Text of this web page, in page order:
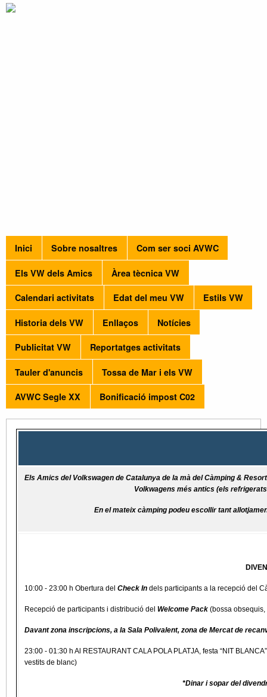
Inici Sobre nosaltres Com ser soci AVWC
Els VW dels Amics Àrea tècnica VW
Calendari activitats Edat del meu VW Estils VW
Historia dels VW Enllaços Notícies
Publicitat VW Reportatges activitats
Tauler d'anuncis Tossa de Mar i els VW
AVWC Segle XX Bonificació impost C02
Els Amics del Volkswagen de Catalunya de la mà del Càmping &
Volkwagens més antics (els
En el mateix càmping podeu escollir tant
10:00 - 23:00 h Obertura del Check In dels participants a la recepció del
Recepció de participants i distribució del Welcome Pack (bossa
Davant zona inscripcions, a la Sala Polivalent, zona de Mercat de
23:00 - 01:30 h Al RESTAURANT CALA POLA PLATJA, festa “NIT
vestits de blanc)
*Dinar i sopar del